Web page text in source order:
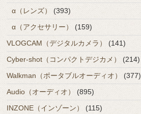
α（レンズ）
(393)
α（アクセサリー）
(159)
VLOGCAM（デジタルカメラ）
(141)
Cyber-shot（コンパクトデジカメ）
(214)
Walkman（ポータブルオーディオ）
(377)
Audio（オーディオ）
(895)
INZONE（インゾーン）
(115)